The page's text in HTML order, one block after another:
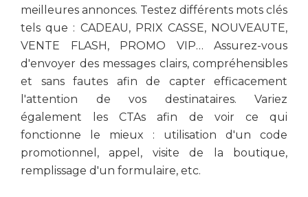
meilleures annonces. Testez différents mots clés
tels que : CADEAU, PRIX CASSE, NOUVEAUTE,
VENTE FLASH, PROMO VIP… Assurez-vous
d'envoyer des messages clairs, compréhensibles
et sans fautes afin de capter efficacement
l'attention de vos destinataires. Variez
également les CTAs afin de voir ce qui
fonctionne le mieux : utilisation d'un code
promotionnel, appel, visite de la boutique,
remplissage d'un formulaire, etc.